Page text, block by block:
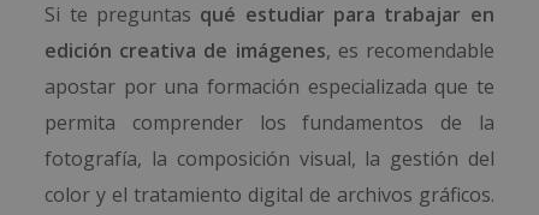
Si te preguntas qué estudiar para trabajar en
edición creativa de imágenes, es recomendable
apostar por una formación especializada que te
permita comprender los fundamentos de la
fotografía, la composición visual, la gestión del
color y el tratamiento digital de archivos gráficos.